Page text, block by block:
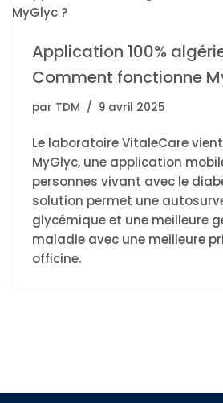
Application 100%
Comment fonctionne
par TDM 9 avril 2025
Le laboratoire VitaleCare
MyGlyc, une application
personnes vivant avec le
solution permet une
glycémique et une meilleure
maladie avec une meilleure
officine.